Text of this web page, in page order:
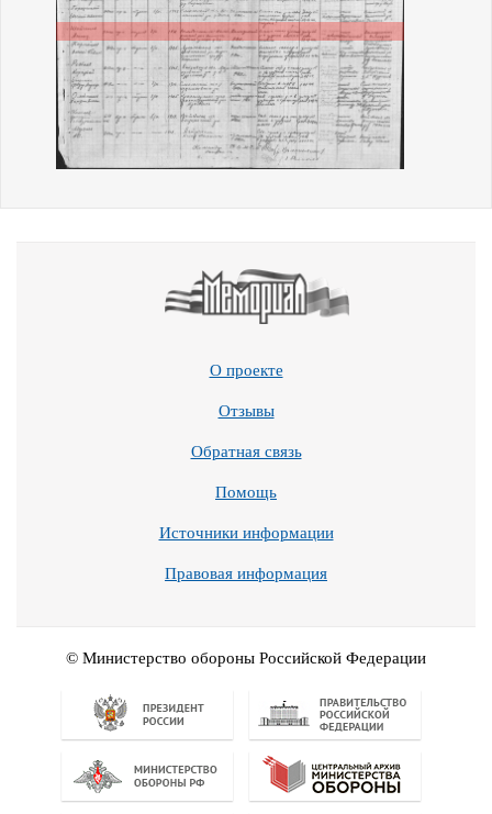
О проекте
Отзывы
Обратная связь
Помощь
Источники информации
Правовая информация
© Министерство обороны Российской Федерации